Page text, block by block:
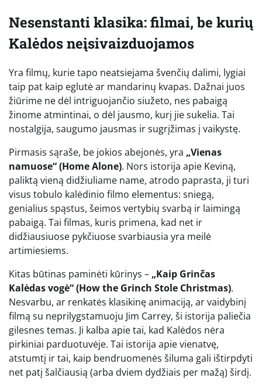
Nesenstanti klasika: filmai, be kurių
Kalėdos neįsivaizduojamos
Yra filmų, kurie tapo neatsiejama švenčių dalimi, lygiai
taip pat kaip eglutė ar mandarinų kvapas. Dažnai juos
žiūrime ne dėl intriguojančio siužeto, nes pabaigą
žinome atmintinai, o dėl jausmo, kurį jie sukelia. Tai
nostalgija, saugumo jausmas ir sugrįžimas į vaikystę.
Pirmasis sąraše, be jokios abejonės, yra „Vienas
namuose“ (Home Alone). Nors istorija apie Keviną,
paliktą vieną didžiuliame name, atrodo paprasta, ji turi
visus tobulo kalėdinio filmo elementus: sniegą,
genialius spąstus, šeimos vertybių svarbą ir laimingą
pabaigą. Tai filmas, kuris primena, kad net ir
didžiausiuose pykčiuose svarbiausia yra meilė
artimiesiems.
Kitas būtinas paminėti kūrinys – „Kaip Grinčas
Kalėdas vogė“ (How the Grinch Stole Christmas).
Nesvarbu, ar renkatės klasikinę animaciją, ar vaidybinį
filmą su neprilygstamuoju Jim Carrey, ši istorija paliečia
gilesnes temas. Ji kalba apie tai, kad Kalėdos nėra
pirkiniai parduotuvėje. Tai istorija apie vienatvę,
atstumtį ir tai, kaip bendruomenės šiluma gali ištirpdyti
net patį šalčiausią (arba dviem dydžiais per mažą) širdį.